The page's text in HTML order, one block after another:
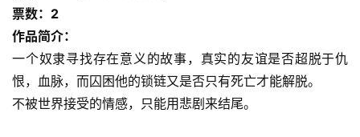
票数：2
作品简介：
一个奴隶寻找存在意义的故事，真实的友谊是否超脱于仇
恨，血脉，而囚困他的锁链又是否只有死亡才能解脱。
不被世界接受的情感，只能用悲剧来结尾。